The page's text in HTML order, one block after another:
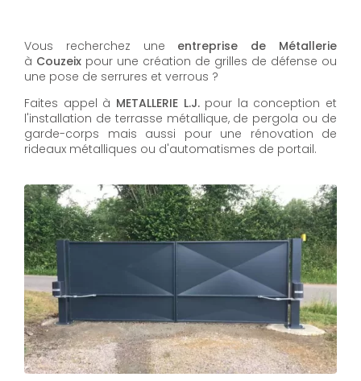
Vous recherchez une entreprise de Métallerie
à Couzeix pour une création de grilles de défense ou
une pose de serrures et verrous ?
Faites appel à METALLERIE L.J.pour la conception et
l'installation de terrasse métallique, de pergola ou de
garde-corps mais aussi pour une rénovation de
rideaux métalliques ou d'automatismes de portail.